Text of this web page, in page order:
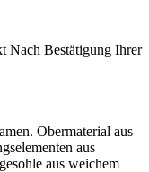
Nach Bestätigung Ihrer
Obermaterial aus
aus
aus weichem